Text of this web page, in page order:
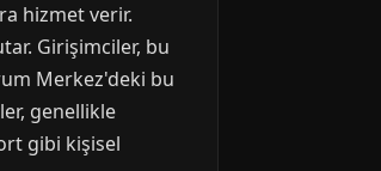
hizmet verir.
Girişimciler, bu
Merkez'deki bu
genellikle
gibi kişisel